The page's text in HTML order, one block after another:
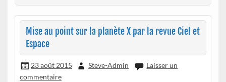
Mise au point sur la planète X par la revue Ciel et
Espace
23 août 2015 Steve-Admin
Laisser un
commentaire